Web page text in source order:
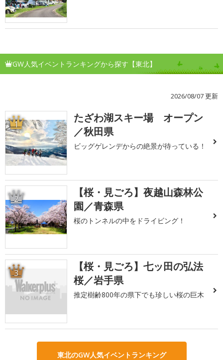
GW人気イベントランキングから探す【東北】
2026/08/07 更新
1
たざわ湖スキー場 オープン
／秋田県
ビッグゲレンデからの絶景が待っている！
2
【桜・見ごろ】夜越山森林公
園／青森県
桜のトンネルの中をドライビング！
3
【桜・見ごろ】七ッ田の弘法
桜／岩手県
推定樹齢800年の県下でも珍しい桜の巨木
東北のGW人気イベントランキング